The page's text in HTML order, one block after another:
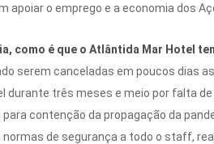
o emprego e a economia dos
como é que o Atlântida Mar Hotel
serem canceladas em poucos dias
durante três meses e meio por falta
contenção da propagação da
normas de segurança a todo o staff,